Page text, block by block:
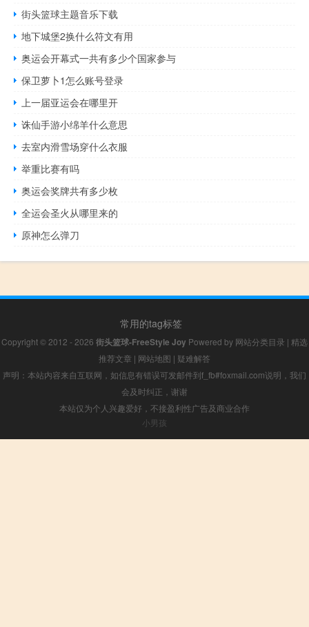
街头篮球主题音乐下载
地下城堡2换什么符文有用
奥运会开幕式一共有多少个国家参与
保卫萝卜1怎么账号登录
上一届亚运会在哪里开
诛仙手游小绵羊什么意思
去室内滑雪场穿什么衣服
举重比赛有吗
奥运会奖牌共有多少枚
全运会圣火从哪里来的
原神怎么弹刀
常用的tag标签
Copyright © 2012 - 2026 街头篮球-FreeStyle Joy Powered by 网站分类目录 | 精选
推荐文章 | 网站地图 | 疑难解答
声明：本站内容来自互联网，如信息有错误可发邮件到f_fb#foxmail.com说明，我们
会及时纠正，谢谢
本站仅为个人兴趣爱好，不接盈利性广告及商业合作
小男孩